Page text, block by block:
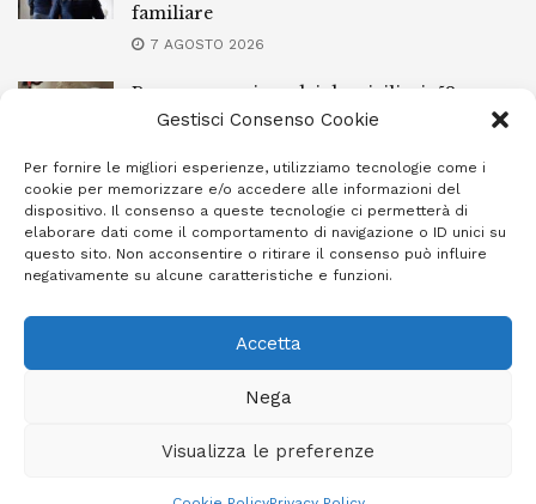
Gestisci Consenso Cookie
Per fornire le migliori esperienze, utilizziamo tecnologie come i
cookie per memorizzare e/o accedere alle informazioni del
dispositivo. Il consenso a queste tecnologie ci permetterà di
elaborare dati come il comportamento di navigazione o ID unici su
questo sito. Non acconsentire o ritirare il consenso può influire
negativamente su alcune caratteristiche e funzioni.
Accetta
Nega
Visualizza le preferenze
familiare
7 AGOSTO 2026
Ragusa, spacciava dai domiciliari: 52enne
finisce in carcere
Incendi a Modica, torna in libertà il
marocchino di 23 anni
7 AGOSTO 2026
Giornale Ibleo © 2023 - Powered byStudio Greco - Consulenza